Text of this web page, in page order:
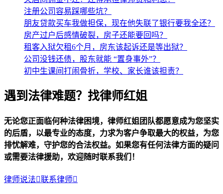
注册公司容易踩哪些坑？
朋友贷款买车我做担保，现在他失联了银行要我全还？
房产过户后感情破裂，房子还能要回吗？
租客入狱欠租6个月，房东该起诉还是等出狱？
公司没钱还债，股东就能 “置身事外”？
初中生课间打闹骨折，学校、家长谁该担责？
遇到法律难题？找律师红姐
无论您正面临何种法律困境，律师红姐团队都愿意成为您坚实
的后盾，以最专业的态度，力求为客户争取最大的权益，为您
排忧解难，守护您的合法权益。如果您有任何法律方面的疑问
或需要法律援助，欢迎随时联系我们！
律师说法联系律师